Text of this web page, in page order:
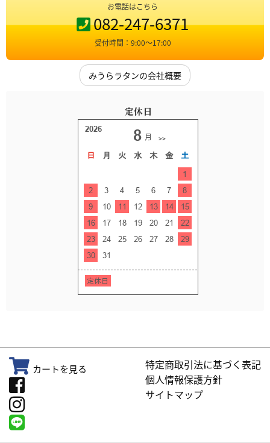
お電話はこちら
082-247-6371
受付時間：9:00〜17:00
みうらラタンの会社概要
定休日
カートを見る
特定商取引法に基づく表記
個人情報保護方針
サイトマップ